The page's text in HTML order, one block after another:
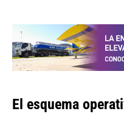
El esquema